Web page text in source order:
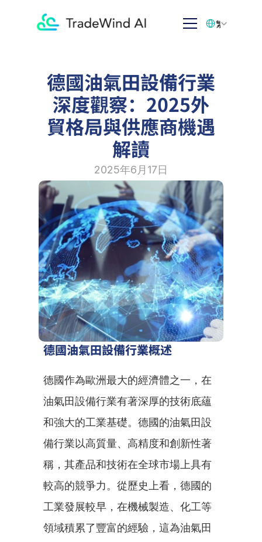
德國油氣田設備行業
深度觀察：2025外
貿格局與供應商機遇
解讀
2025年6月17日
德國油氣田設備行業概述
德國作為歐洲最大的經濟體之一，在
油氣田設備行業有著深厚的技術底蘊
和強大的工業基礎。德國的油氣田設
備行業以高質量、高精度和創新性著
稱，其產品和技術在全球市場上具有
較高的競爭力。從歷史上看，德國的
工業發展較早，在機械製造、化工等
領域積累了豐富的經驗，這為油氣田
繁体中文